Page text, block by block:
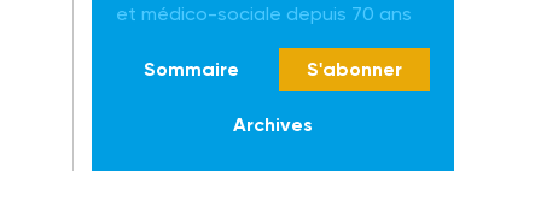
et médico-sociale depuis 70 ans
Sommaire S'abonner
Archives